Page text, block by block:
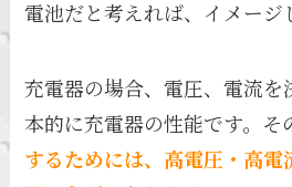
電池だと考えれば、イメージ
充電器の場合、電圧、電流を
本的に充電器の性能です。そ
するためには、高電圧・高